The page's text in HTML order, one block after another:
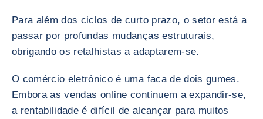
Para além dos ciclos de curto prazo, o setor está a
passar por profundas mudanças estruturais,
obrigando os retalhistas a adaptarem-se.
O comércio eletrónico é uma faca de dois gumes.
Embora as vendas online continuem a expandir-se,
a rentabilidade é difícil de alcançar para muitos